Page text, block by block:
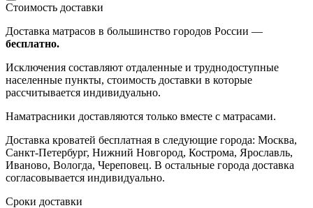
Стоимость доставки
Доставка матрасов в большинство городов России —
бесплатно.
Исключения составляют отдаленные и труднодоступные
населенные пункты, стоимость доставки в которые
рассчитывается индивидуально.
Наматрасники доставляются только вместе с матрасами.
Доставка кроватей бесплатная в следующие города: Москва,
Санкт-Петербург, Нижний Новгород, Кострома, Ярославль,
Иваново, Вологда, Череповец. В остальные города доставка
согласовывается индивидуально.
Сроки доставки